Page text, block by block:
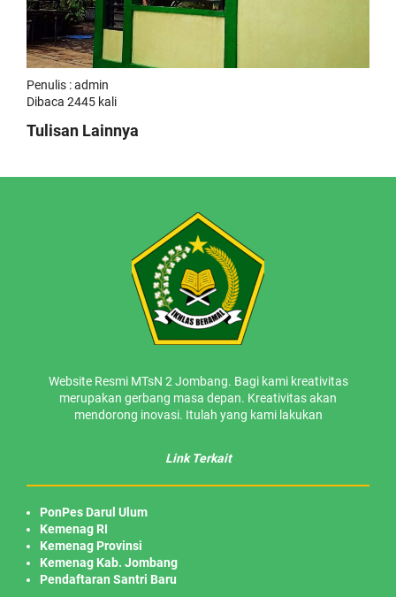
Penulis : admin
Dibaca 2445 kali
Tulisan Lainnya
Website Resmi MTsN 2 Jombang. Bagi kami kreativitas
merupakan gerbang masa depan. Kreativitas akan
mendorong inovasi. Itulah yang kami lakukan
Link Terkait
PonPes Darul Ulum
Kemenag RI
Kemenag Provinsi
Kemenag Kab. Jombang
Pendaftaran Santri Baru